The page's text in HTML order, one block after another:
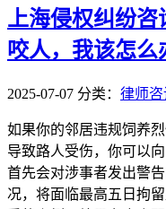
上海侵权纠纷
咬人，我该怎么
2025-07-07 分类： 律师咨
如果你的邻居违规饲养
导致路人受伤，你可以
首先会对涉事者发出警
况，将面临最高五日拘